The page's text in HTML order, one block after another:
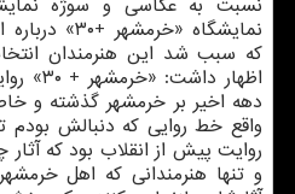
نسبت به عكاسی و سوژه
نمایشگاه
كه سبب شد این هنرمندان
اظهار
دهه اخیر بر خرمشهر گذشته و
واقع خط روایی كه دنبالش
روایت پیش از انقلاب بود كه
و تنها هنرمندانی كه اهل